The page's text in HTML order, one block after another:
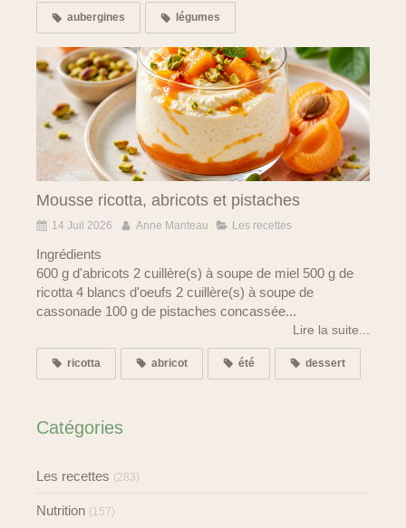
aubergines légumes
Mousse ricotta, abricots et pistaches
14 Juil 2026 Anne Manteau Les recettes
Ingrédients
600 g d'abricots 2 cuillère(s) à soupe de miel 500 g de
ricotta 4 blancs d'oeufs 2 cuillère(s) à soupe de
cassonade 100 g de pistaches concassée...
Lire la suite...
ricotta abricot été dessert
Catégories
Les recettes (283)
Nutrition (157)